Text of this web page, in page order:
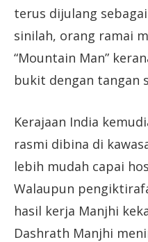
terus dijulang
sinilah, orang ramai
“Mountain Man”
bukit dengan tangan
Kerajaan India
rasmi dibina di
lebih mudah capai
Walaupun
hasil kerja Manjhi
Dashrath Manjhi